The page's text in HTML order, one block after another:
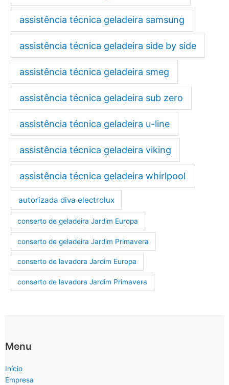
assistência técnica geladeira samsung
assistência técnica geladeira side by side
assistência técnica geladeira smeg
assistência técnica geladeira sub zero
assistência técnica geladeira u-line
assistência técnica geladeira viking
assistência técnica geladeira whirlpool
autorizada diva electrolux
conserto de geladeira Jardim Europa
conserto de geladeira Jardim Primavera
conserto de lavadora Jardim Europa
conserto de lavadora Jardim Primavera
Menu
Início
Empresa